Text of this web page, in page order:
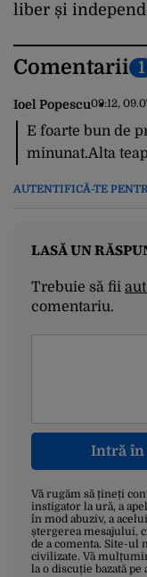
liber și
Comentarii 1
Ioel Popescu09:12,
E foarte bun de
minunat.Alta
AUTENTIFICĂ-TE
LASĂ UN
Trebuie să fii
comentariu.
Intră în
Vă rugăm să țineți
instigator la ură, a
în mod abuziv, a
ștergerea mesajului,
de a comenta. Site-ul
civilizate. Vă
la o discuție bazată